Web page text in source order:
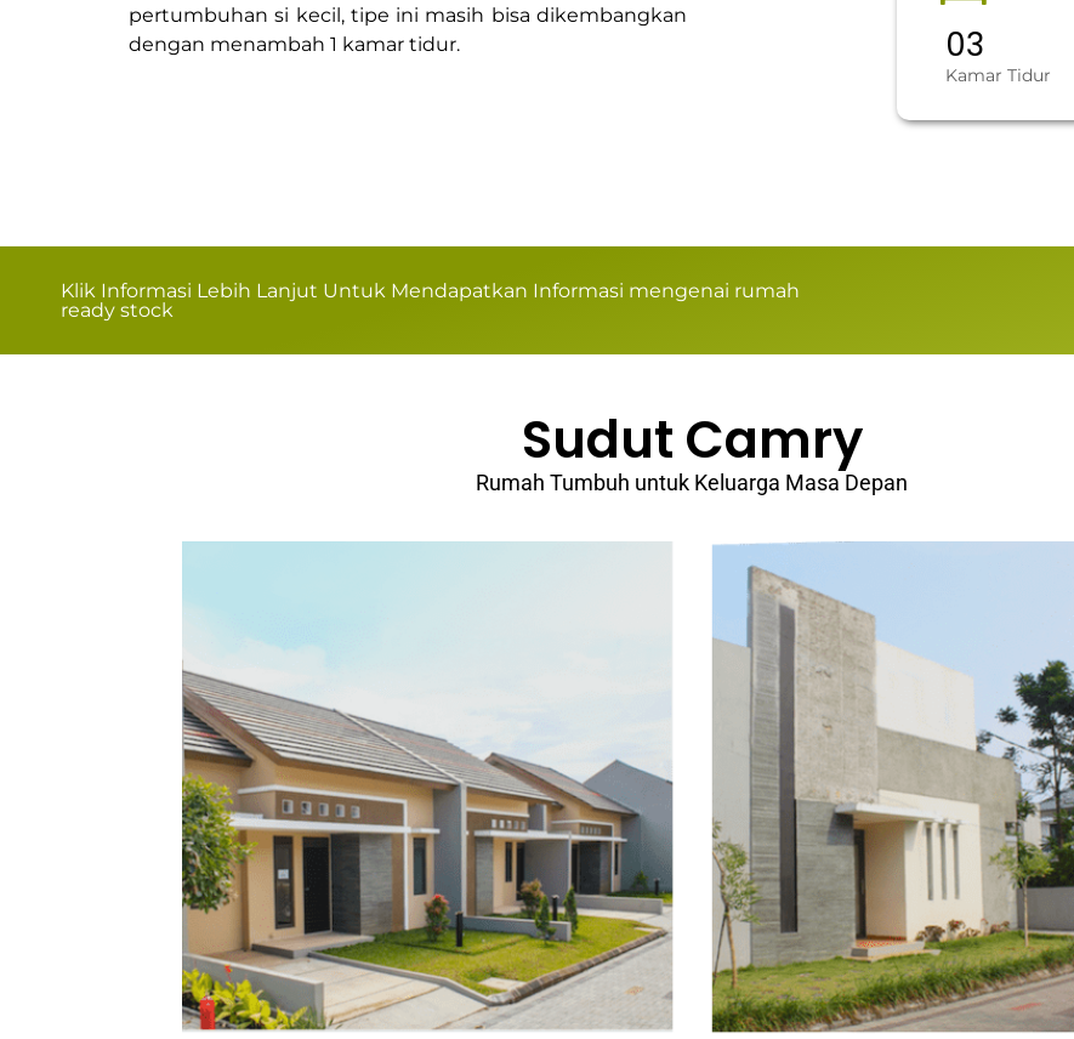
pertumbuhan si kecil, tipe ini masih bisa dikembangkan
dengan menambah 1 kamar tidur.
03
Kamar Tidur
Klik Informasi Lebih Lanjut Untuk Mendapatkan Informasi mengenai rumah
ready stock
Sudut Camry
Rumah Tumbuh untuk Keluarga Masa Depan​